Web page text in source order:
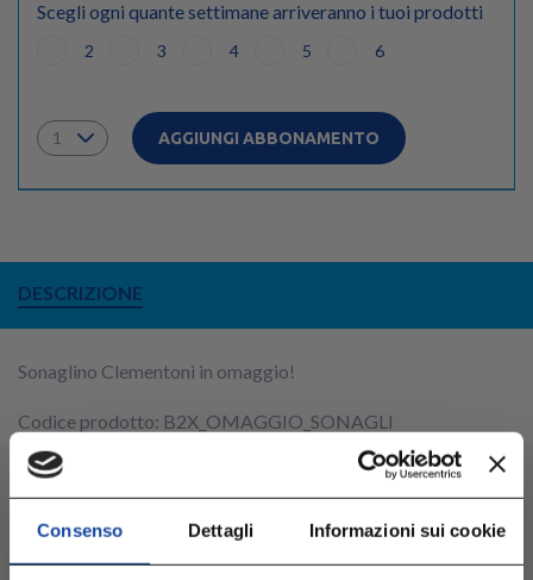
Consenso Dettagli Informazioni sui cookie
Scegli ogni quante settimane arriveranno i tuoi prodotti
2 3 4 5 6
AGGIUNGI ABBONAMENTO
DESCRIZIONE
Sonaglino Clementoni in omaggio!
Codice prodotto: B2X_OMAGGIO_SONAGLI
Non sono presenti recensioni.
SCRIVI UNA RECENSIONE